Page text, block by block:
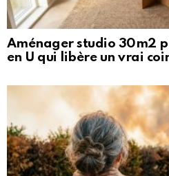
Aménager studio 30m2
en U qui libère un vrai